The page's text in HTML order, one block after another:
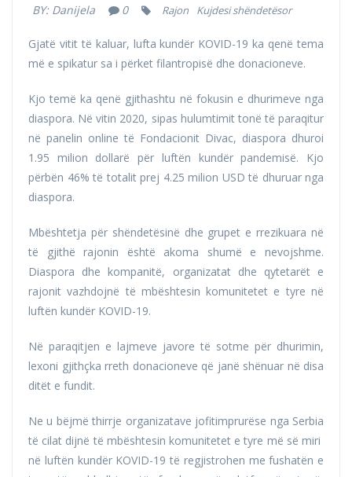
BY: Danijela 0 Rajon Kujdesi shëndetësor
Gjatë vitit të kaluar, lufta kundër KOVID-19 ka qenë tema
më e spikatur sa i përket filantropisë dhe donacioneve.
Kjo temë ka qenë gjithashtu në fokusin e dhurimeve nga
diaspora. Në vitin 2020, sipas hulumtimit tonë të paraqitur
në panelin online të Fondacionit Divac, diaspora dhuroi
1.95 milion dollarë për luftën kundër pandemisë. Kjo
përbën 46% të totalit prej 4.25 milion USD të dhuruar nga
diaspora.
Mbështetja për shëndetësinë dhe grupet e rrezikuara në
të gjithë rajonin është akoma shumë e nevojshme.
Diaspora dhe kompanitë, organizatat dhe qytetarët e
rajonit vazhdojnë të mbështesin komunitetet e tyre në
luftën kundër KOVID-19.
Në paraqitjen e lajmeve javore të sotme për dhurimin,
lexoni gjithçka rreth donacioneve që janë shënuar në disa
ditët e fundit.
Ne u bëjmë thirrje organizatave jofitimprurëse nga Serbia
të cilat dijnë të mbështesin komunitetet e tyre më së miri
në luftën kundër KOVID-19 të regjistrohen me fushatën e